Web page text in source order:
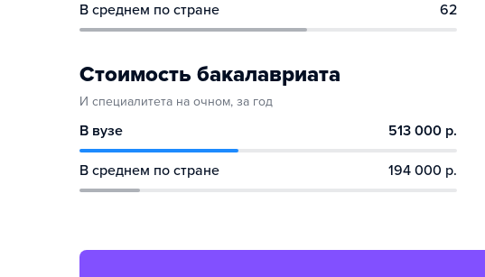
В среднем по стране 62
Стоимость бакалавриата
И специалитета на очном, за год
В вузе 513 000 р.
В среднем по стране 194 000 р.